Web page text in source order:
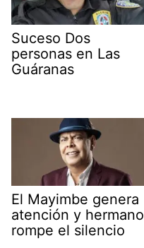
Suceso Dos
personas en Las
Guáranas
El Mayimbe genera
atención y hermano
rompe el silencio